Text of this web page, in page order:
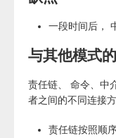
一段时间后，
与其他模式
责任链、 命令、中
者之间的不同连接
责任链按照顺